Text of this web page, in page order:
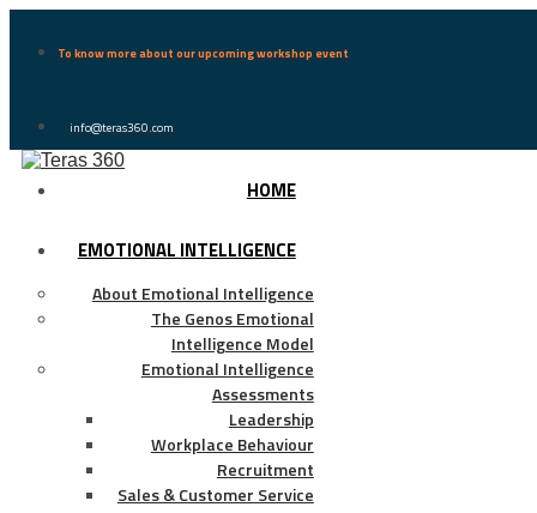
To know more about our upcoming workshop event
info@teras360.com
HOME
EMOTIONAL INTELLIGENCE
About Emotional Intelligence
The Genos Emotional
Intelligence Model
Emotional Intelligence
Assessments
Leadership
Workplace Behaviour
Recruitment
Sales & Customer Service